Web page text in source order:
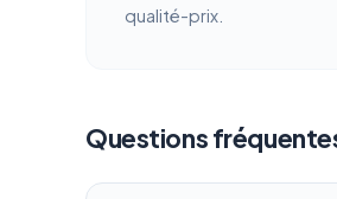
qualité-prix.
Questions